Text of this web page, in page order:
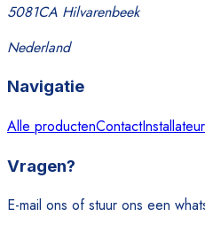
5081CA Hilvarenbeek
Nederland
Navigatie
Alle productenContactInstallateur
Vragen?
E-mail ons of stuur ons een